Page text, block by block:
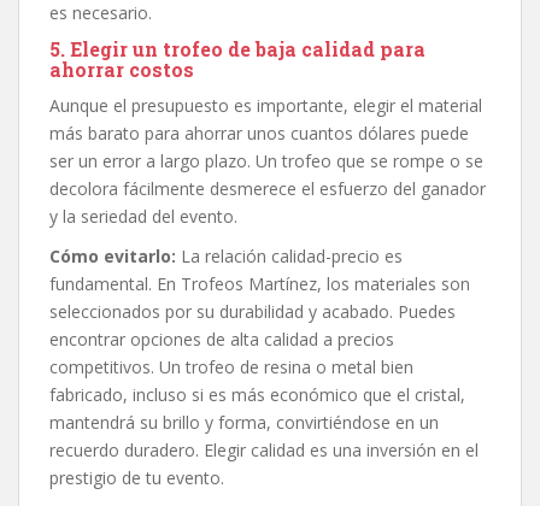
es necesario.
5. Elegir un trofeo de baja calidad para
ahorrar costos
Aunque el presupuesto es importante, elegir el material
más barato para ahorrar unos cuantos dólares puede
ser un error a largo plazo. Un trofeo que se rompe o se
decolora fácilmente desmerece el esfuerzo del ganador
y la seriedad del evento.
Cómo evitarlo: La relación calidad-precio es
fundamental. En Trofeos Martínez, los materiales son
seleccionados por su durabilidad y acabado. Puedes
encontrar opciones de alta calidad a precios
competitivos. Un trofeo de resina o metal bien
fabricado, incluso si es más económico que el cristal,
mantendrá su brillo y forma, convirtiéndose en un
recuerdo duradero. Elegir calidad es una inversión en el
prestigio de tu evento.